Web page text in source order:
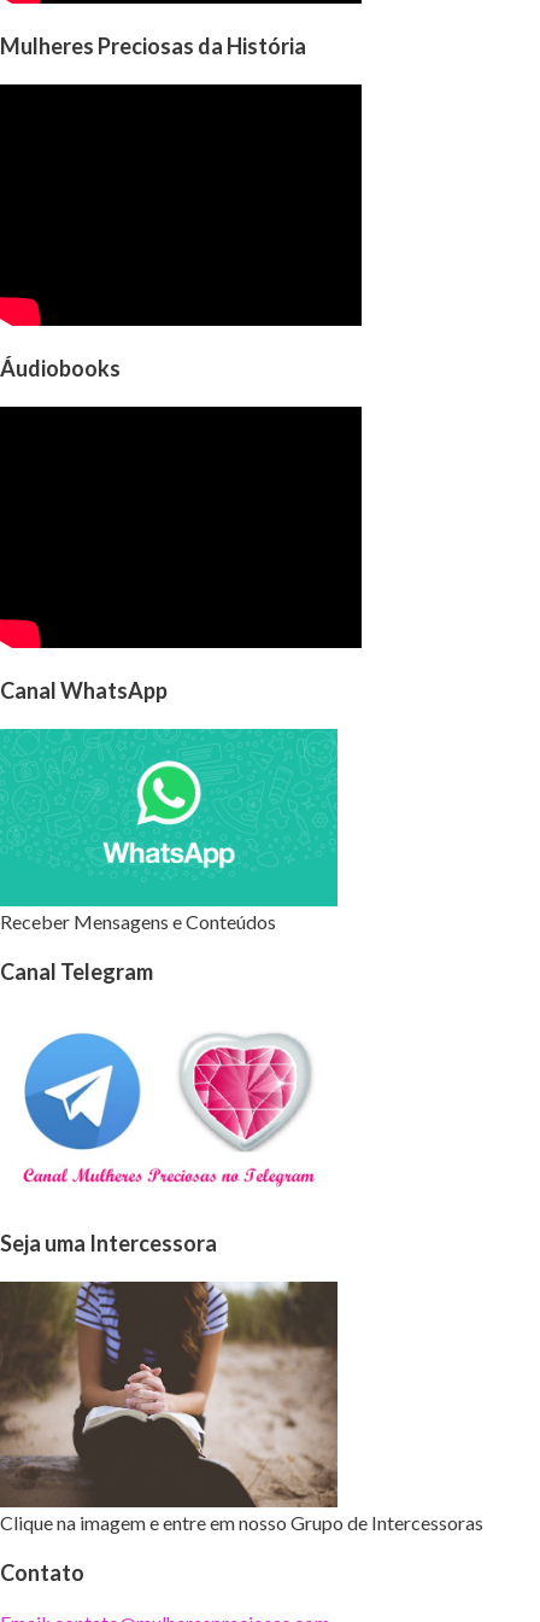
Mulheres Preciosas da História
Áudiobooks
Canal WhatsApp
Receber Mensagens e Conteúdos
Canal Telegram
Seja uma Intercessora
Clique na imagem e entre em nosso Grupo de Intercessoras
Contato